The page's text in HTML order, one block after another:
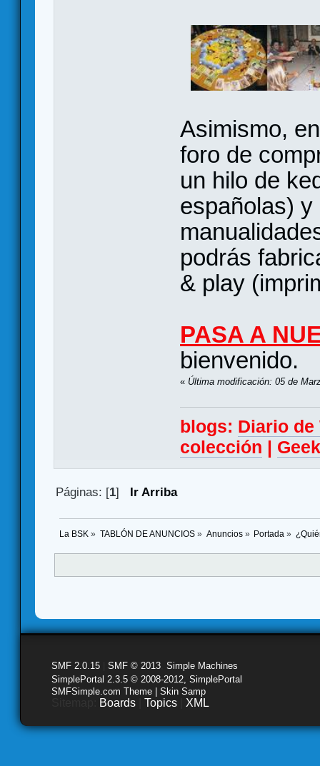
Asimismo,
foro de
un hilo de
españolas)
podrás
& play
PASA A
bienvenido.
« Última modificación: 05 de
blogs: Diario
colección |
Páginas: [1] Ir Arriba
La BSK » TABLÓN DE ANUNCIOS» Anuncios» Portada »
SMF 2.0.15 SMF © 2013 Simple Machines
SimplePortal 2.3.5 © 2008-2012, SimplePortal
SMFSimple.com Theme | Skin Samp
Boards Topics XML